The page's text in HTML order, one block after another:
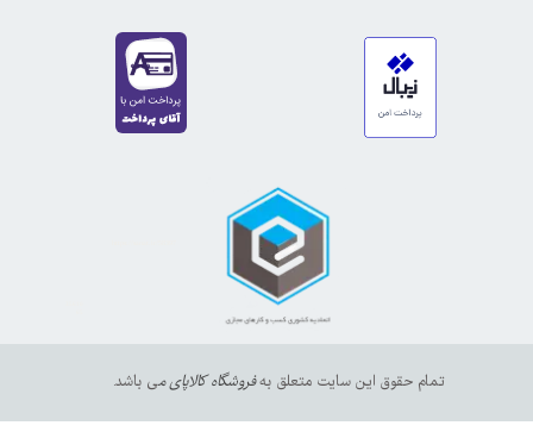
تمام حقوق این سایت متعلق بهفروشگاه کالاپای می باشد.